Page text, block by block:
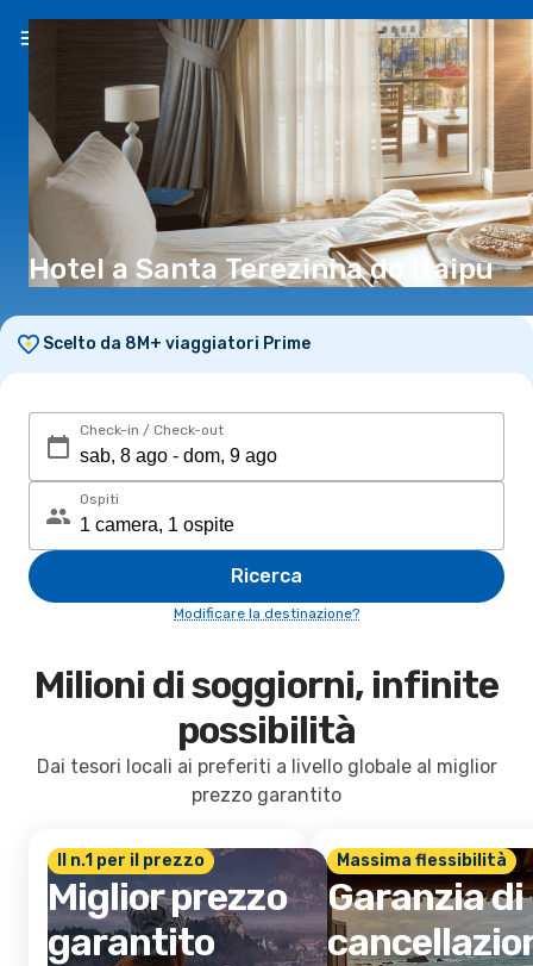
IT(€)
Hotel a Santa Terezinha do Itaipu
Scelto da 8M+ viaggiatori Prime
Check-in / Check-out
Ospiti
Ricerca
Modificare la destinazione?
Milioni di soggiorni, infinite
possibilità
Dai tesori locali ai preferiti a livello globale al miglior
prezzo garantito
Il n.1 per il prezzo
Miglior prezzo
garantito
Massima flessibilità
Garanzia di